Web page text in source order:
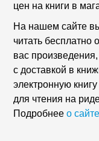
цен на книги в
На нашем сайте
читать
вас
с доставкой в
электронную
для чтения на
Подробнеео сайте